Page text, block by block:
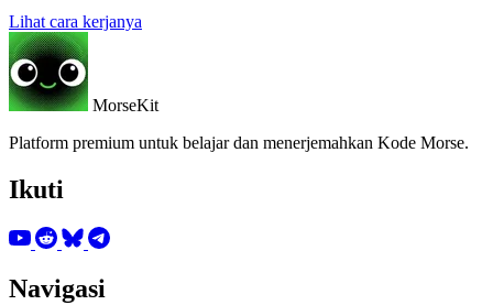
Lihat cara kerjanya
MorseKit
Platform premium untuk belajar dan menerjemahkan Kode Morse.
Ikuti
Navigasi